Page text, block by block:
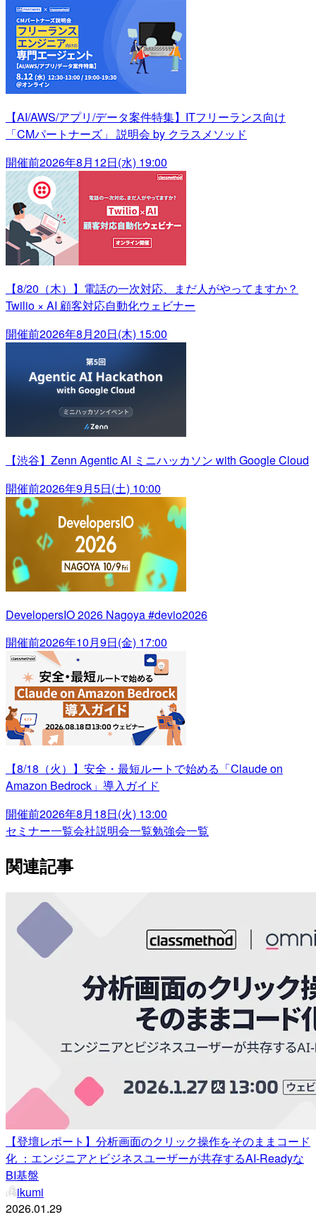
【AI/AWS/アプリ/データ案件特集】ITフリーランス向け
「CMパートナーズ」 説明会 by クラスメソッド
開催前2026年8月12日(水) 19:00
【8/20（木）】電話の一次対応、まだ人がやってますか？
Twilio × AI 顧客対応自動化ウェビナー
開催前2026年8月20日(木) 15:00
【渋谷】Zenn Agentic AI ミニハッカソン with Google Cloud
開催前2026年9月5日(土) 10:00
DevelopersIO 2026 Nagoya #devio2026
開催前2026年10月9日(金) 17:00
【8/18（火）】安全・最短ルートで始める「Claude on
Amazon Bedrock」導入ガイド
開催前2026年8月18日(火) 13:00
セミナー一覧会社説明会一覧勉強会一覧
関連記事
【登壇レポート】分析画面のクリック操作をそのままコード
化 ：エンジニアとビジネスユーザーが共存するAI-Readyな
BI基盤
ikumi
2026.01.29